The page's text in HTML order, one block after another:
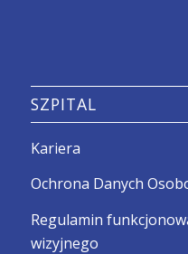
SZPITAL
Kariera
Ochrona Danych
Regulamin
wizyjnego